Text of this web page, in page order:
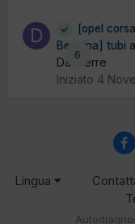
6
[opel
Benzina] tubi
Da dierre
Iniziato 4
Lingua